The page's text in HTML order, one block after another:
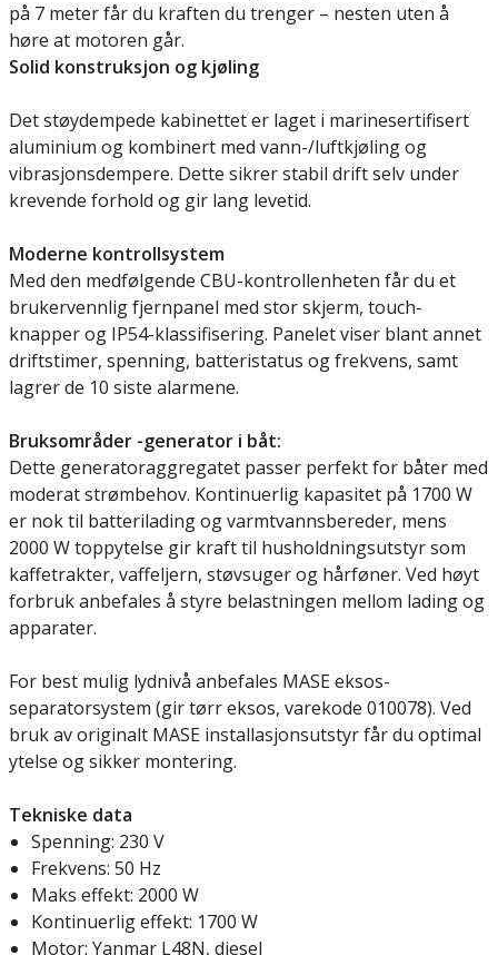
på 7 meter får du kraften du trenger – nesten uten å
høre at motoren går.
Solid konstruksjon og kjøling
Det støydempede kabinettet er laget i marinesertifisert
aluminium og kombinert med vann-/luftkjøling og
vibrasjonsdempere. Dette sikrer stabil drift selv under
krevende forhold og gir lang levetid.
Moderne kontrollsystem
Med den medfølgende CBU-kontrollenheten får du et
brukervennlig fjernpanel med stor skjerm, touch-
knapper og IP54-klassifisering. Panelet viser blant annet
driftstimer, spenning, batteristatus og frekvens, samt
lagrer de 10 siste alarmene.
Bruksområder -generator i båt:
Dette generatoraggregatet passer perfekt for båter med
moderat strømbehov. Kontinuerlig kapasitet på 1700 W
er nok til batterilading og varmtvannsbereder, mens
2000 W toppytelse gir kraft til husholdningsutstyr som
kaffetrakter, vaffeljern, støvsuger og hårføner. Ved høyt
forbruk anbefales å styre belastningen mellom lading og
apparater.
For best mulig lydnivå anbefales MASE eksos-
separatorsystem (gir tørr eksos, varekode 010078). Ved
bruk av originalt MASE installasjonsutstyr får du optimal
ytelse og sikker montering.
Tekniske data
Spenning: 230 V
Frekvens: 50 Hz
Maks effekt: 2000 W
Kontinuerlig effekt: 1700 W
Motor: Yanmar L48N, diesel